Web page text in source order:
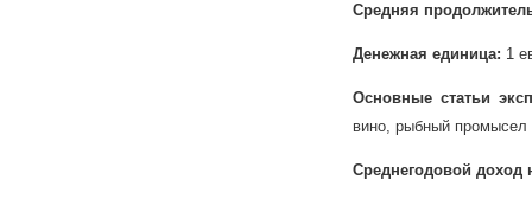
Средняя
Денежная единица: 1
Основные статьи
вино, рыбный промысел
Среднегодовой доход